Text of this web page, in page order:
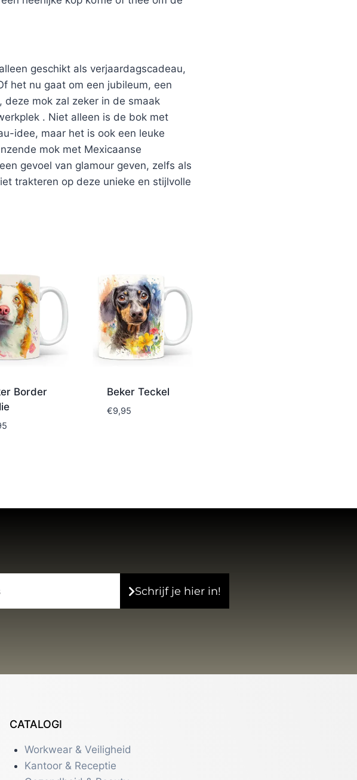
geschikt als verjaardagscadeau,
het nu gaat om een jubileum, een
mok zal zeker in de smaak
. Niet alleen is de bok met
idee, maar het is ook een leuke
mok met Mexicaanse
gevoel van glamour geven, zelfs als
trakteren op deze unieke en stijlvolle
Border
Beker Teckel
€9,95
Schrijf je hier in!
CATALOGI
Workwear & Veiligheid
Kantoor & Receptie